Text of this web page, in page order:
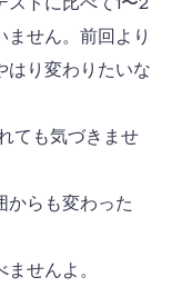
せん。前回より
はり変わりたいな
ても気づきませ
からも変わった
せんよ。